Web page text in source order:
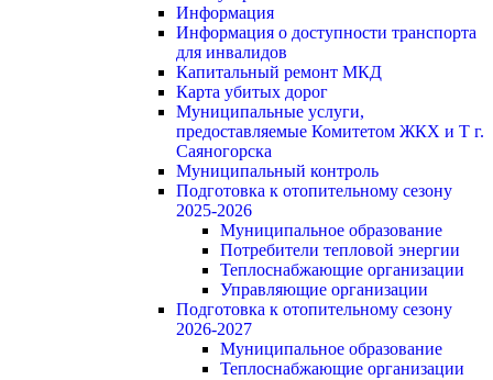
Информация
Информация о доступности транспорта
для инвалидов
Капитальный ремонт МКД
Карта убитых дорог
Муниципальные услуги,
предоставляемые Комитетом ЖКХ и Т г.
Саяногорска
Муниципальный контроль
Подготовка к отопительному сезону
2025-2026
Муниципальное образование
Потребители тепловой энергии
Теплоснабжающие организации
Управляющие организации
Подготовка к отопительному сезону
2026-2027
Муниципальное образование
Теплоснабжающие организации